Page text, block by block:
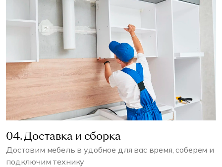
04. Доставка и сборка
Доставим мебель в удобное для вас время, соберем и
подключим технику